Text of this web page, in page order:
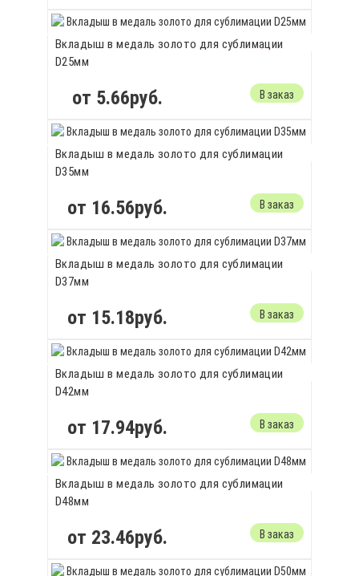
Вкладыш в медаль золото для сублимации
D25мм
от 5.66руб. В заказ
Вкладыш в медаль золото для сублимации
D35мм
от 16.56руб. В заказ
Вкладыш в медаль золото для сублимации
D37мм
от 15.18руб. В заказ
Вкладыш в медаль золото для сублимации
D42мм
от 17.94руб. В заказ
Вкладыш в медаль золото для сублимации
D48мм
от 23.46руб. В заказ